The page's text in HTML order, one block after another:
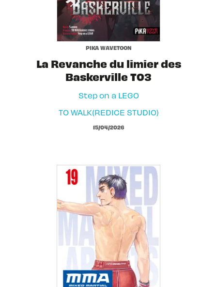
PIKA WAVETOON
La Revanche du limier des
Baskerville T03
Step on a LEGO
TO WALK(REDICE STUDIO)
15/04/2026